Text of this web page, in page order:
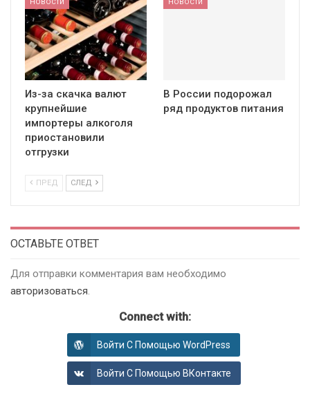
Из-за скачка валют
крупнейшие
импортеры алкоголя
приостановили
отгрузки
В России подорожал
ряд продуктов питания
ПРЕД СЛЕД
ОСТАВЬТЕ ОТВЕТ
Для отправки комментария вам необходимо
авторизоваться.
Connect with:
Войти С Помощью WordPress
Войти С Помощью ВКонтакте